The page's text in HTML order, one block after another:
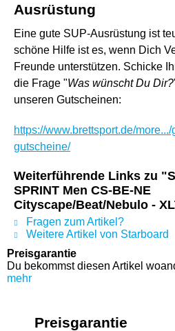
Ausrüstung
Eine gute SUP-Ausrüstung ist
schöne Hilfe ist es, wenn Dich
Freunde unterstützen. Schicke
die Frage "Was wünscht Du Dir?
unseren Gutscheinen:
https://www.brettsport.de/
gutscheine/
Weiterführende Links zu
SPRINT Men CS-BE-NE
Cityscape/Beat/Nebulo -
Fragen zum Artikel?
Weitere Artikel von Starboard
Preisgarantie
Du bekommst diesen Artikel
mehr
Preisgarantie